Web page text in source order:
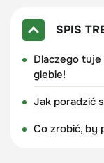
SPIS
Dlaczego
glebie!
Jak poradzić
Co zrobić, by